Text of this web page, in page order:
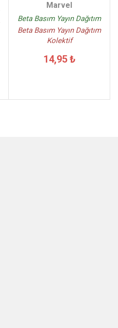
Marvel
Beta Basım Yayın Dağıtım
Beta Basım Yayın Dağıtım
Kolektif
14,95 ₺